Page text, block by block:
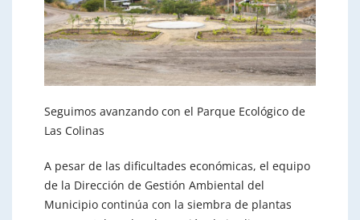
Seguimos avanzando con el Parque Ecológico de
Las Colinas
A pesar de las dificultades económicas, el equipo
de la Dirección de Gestión Ambiental del
Municipio continúa con la siembra de plantas